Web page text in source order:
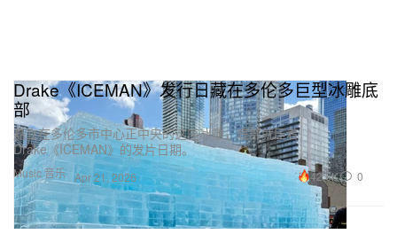
Music 音乐
Drake《ICEMAN》发行日藏在多伦多巨型冰雕底
部
矗立在多伦多市中心正中央的这座冰雕，底部就压着
Drake《ICEMAN》的发片日期。
Apr 21, 2026 42.6K 0